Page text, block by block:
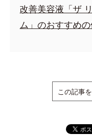
改善美容液「ザ
ム」のおすすめ
この記事